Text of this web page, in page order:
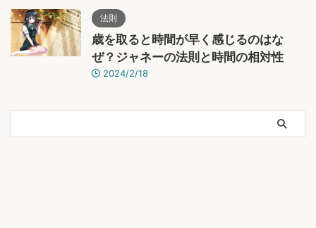
法則
歳を取ると時間が早く感じるのはな
ぜ？ジャネーの法則と時間の相対性
2024/2/18